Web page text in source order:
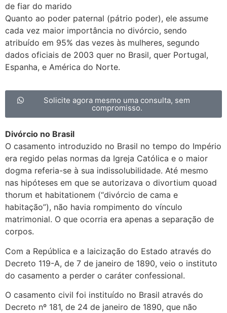
de fiar do marido
Quanto ao poder paternal (pátrio poder), ele assume
cada vez maior importância no divórcio, sendo
atribuído em 95% das vezes às mulheres, segundo
dados oficiais de 2003 quer no Brasil, quer Portugal,
Espanha, e América do Norte.
Solicite agora mesmo uma consulta, sem
compromisso.
Divórcio no Brasil
O casamento introduzido no Brasil no tempo do Império
era regido pelas normas da Igreja Católica e o maior
dogma referia-se à sua indissolubilidade. Até mesmo
nas hipóteses em que se autorizava o divortium quoad
thorum et habitationem (“divórcio de cama e
habitação”), não havia rompimento do vínculo
matrimonial. O que ocorria era apenas a separação de
corpos.
Com a República e a laicização do Estado através do
Decreto 119-A, de 7 de janeiro de 1890, veio o instituto
do casamento a perder o caráter confessional.
O casamento civil foi instituído no Brasil através do
Decreto nº 181, de 24 de janeiro de 1890, que não